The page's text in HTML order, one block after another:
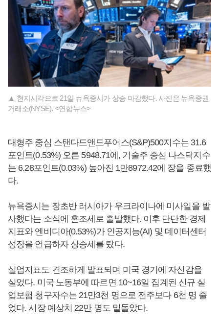
▲ 현지시각으로 21일 뉴욕증시가 상승 마감했다. 사진은 뉴욕증권
거래소(NYSE). <연합뉴스>
대형주 중심 스탠다드앤드푸어스(S&P)500지수는 31.6
포인트(0.53%) 오른 5948.71에, 기술주 중심 나스닥지수
는 6.28포인트(0.03%) 높아진 1만8972.42에 장을 종료했
다.
뉴욕증시는 장초반 러시아가 우크라이나에 미사일을 발
사했다는 소식에 혼조세로 출발했다. 이후 단단한 경제
지표와 엔비디아(0.53%)가 인공지능(AI) 및 데이터센터
성장을 언급하자 상승세를 탔다.
실업지표도 견조하게 발표되며 미국 경기에 자신감을
실었다. 미국 노동부에 따르면 10~16일 집계된 신규 실
업보험 청구자수는 21만3천 명으로 전주보다 6천 명 줄
었다. 시장 예상치 22만 명도 밑돌았다.